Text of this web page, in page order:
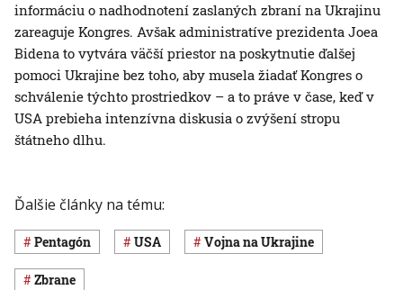
informáciu o nadhodnotení zaslaných zbraní na Ukrajinu
zareaguje Kongres. Avšak administratíve prezidenta Joea
Bidena to vytvára väčší priestor na poskytnutie ďalšej
pomoci Ukrajine bez toho, aby musela žiadať Kongres o
schválenie týchto prostriedkov – a to práve v čase, keď v
USA prebieha intenzívna diskusia o zvýšení stropu
štátneho dlhu.
Ďalšie články na tému:
Pentagón USA vojna na Ukrajine
zbrane